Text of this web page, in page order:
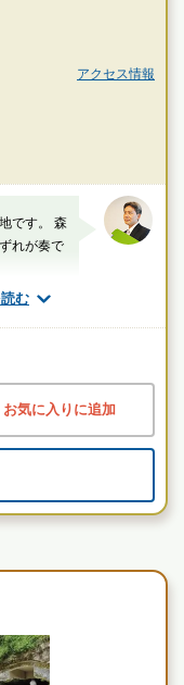
「朝比奈インター」より約
アクセス情報
む
です。 森
れが奏で
技能審査
歴15年）
めください
お気に入りに追加